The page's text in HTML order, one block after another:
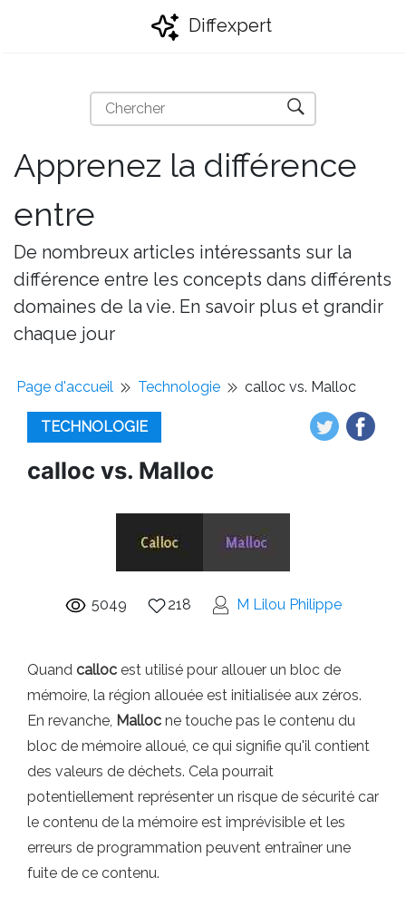
Diffexpert
Apprenez la différence
entre
De nombreux articles intéressants sur la
différence entre les concepts dans différents
domaines de la vie. En savoir plus et grandir
chaque jour
Page d'accueil Technologie calloc vs. Malloc
TECHNOLOGIE
calloc vs. Malloc
5049 218 M Lilou Philippe
Quand calloc est utilisé pour allouer un bloc de
mémoire, la région allouée est initialisée aux zéros.
En revanche, Malloc ne touche pas le contenu du
bloc de mémoire alloué, ce qui signifie qu'il contient
des valeurs de déchets. Cela pourrait
potentiellement représenter un risque de sécurité car
le contenu de la mémoire est imprévisible et les
erreurs de programmation peuvent entraîner une
fuite de ce contenu.